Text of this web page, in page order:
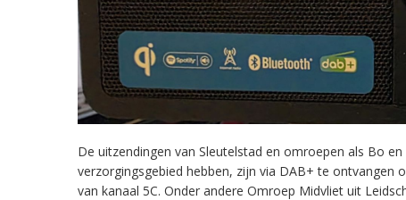
De uitzendingen van Sleutelstad en omroepen als Bo
verzorgingsgebied hebben, zijn via DAB+ te ontvangen
van kanaal 5C. Onder andere Omroep Midvliet uit